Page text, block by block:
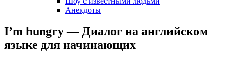
Анекдоты
I’m hungry — Диалог на английском
языке для начинающих